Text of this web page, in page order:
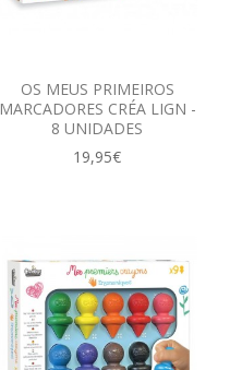
OS MEUS PRIMEIROS
MARCADORES CRÉA LIGN -
8 UNIDADES
19,95€